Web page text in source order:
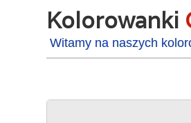
Kolorowanki
Witamy na naszych